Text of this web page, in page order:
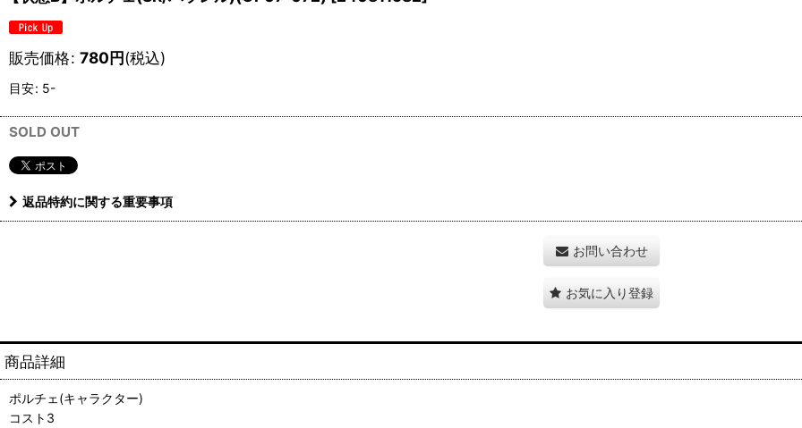
販売価格: 780円(税込)
目安: 5-
SOLD OUT
返品特約に関する重要事項
お問い合わせ
お気に入り登録
商品詳細
ポルチェ(キャラクター)
コスト3